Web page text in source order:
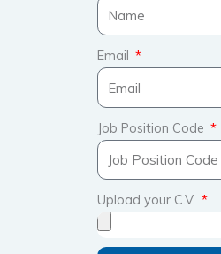
Email
Job Position Code
Upload your C.V.